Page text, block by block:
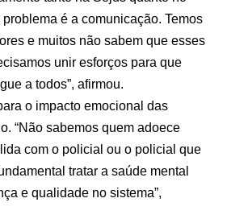
é a comunicação. Temos
e muitos não sabem que esses
unir esforços para que
a todos”, afirmou.
o impacto emocional das
“Não sabemos quem adoece
com o policial ou o policial que
tratar a saúde mental
e qualidade no sistema”,